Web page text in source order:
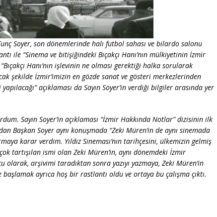
Soyer, son dönemlerinde halı futbol sahası ve bilardo salonu
ile “Sinema ve bitişiğindeki Bıçakçı Hanı’nın mülkiyetinin İzmir
Hanı’nın işlevinin ne olması gerektiği halka sorularak
şekilde İzmir’imizin en gözde sanat ve gösteri merkezlerinden
açıklaması da Sayın Soyer’in verdiği bilgiler arasında yer
Sayın Soyer’in açıklaması “İzmir Hakkında Notlar” dizisinin ilk
Başkan Soyer aynı konuşmada “Zeki Müren’in de aynı sinemada
karar verdim. Yıldız Sineması’nın tarihçesini, ülkemizin gelmiş
tartışılan ismi olan Zeki Müren’in, aynı dönemdeki İzmir
arşivimi taradıktan sonra yazıyı yazmaya, Zeki Müren’in
ayrıca hoş bir rastlantı oldu ve ortaya bu çalışma çıktı.